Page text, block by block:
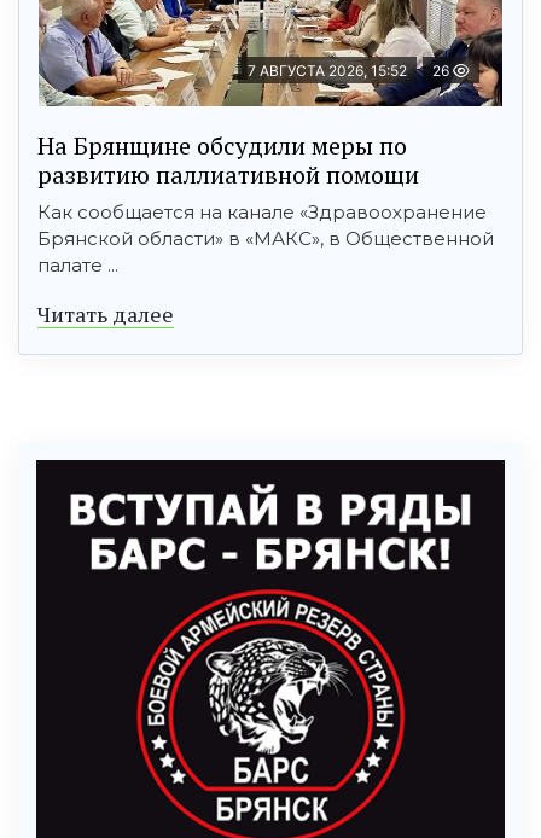
7 АВГУСТА 2026, 15:52 26
На Брянщине обсудили меры по
развитию паллиативной помощи
Как сообщается на канале «Здравоохранение
Брянской области» в «МАКС», в Общественной
палате ...
Читать далее